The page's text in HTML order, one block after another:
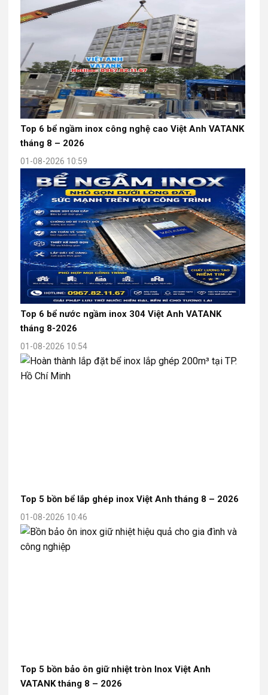
Top 6 bể ngầm inox công nghệ cao Việt Anh VATANK
tháng 8 – 2026
01-08-2026 10:59
Top 6 bể nước ngầm inox 304 Việt Anh VATANK
tháng 8-2026
01-08-2026 10:54
Top 5 bồn bể lắp ghép inox Việt Anh tháng 8 – 2026
01-08-2026 10:46
Top 5 bồn bảo ôn giữ nhiệt tròn Inox Việt Anh
VATANK tháng 8 – 2026